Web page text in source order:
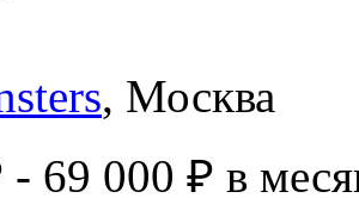
, Москва
- 69 000 ₽ в